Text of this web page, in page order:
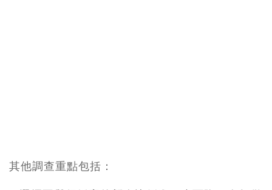
其他調查重點包括：